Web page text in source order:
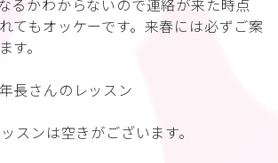
るかわからないので連絡が来た時点
てもオッケーです。来春には必ずご案
す。
長さんのレッスン
スンは空きがございます。